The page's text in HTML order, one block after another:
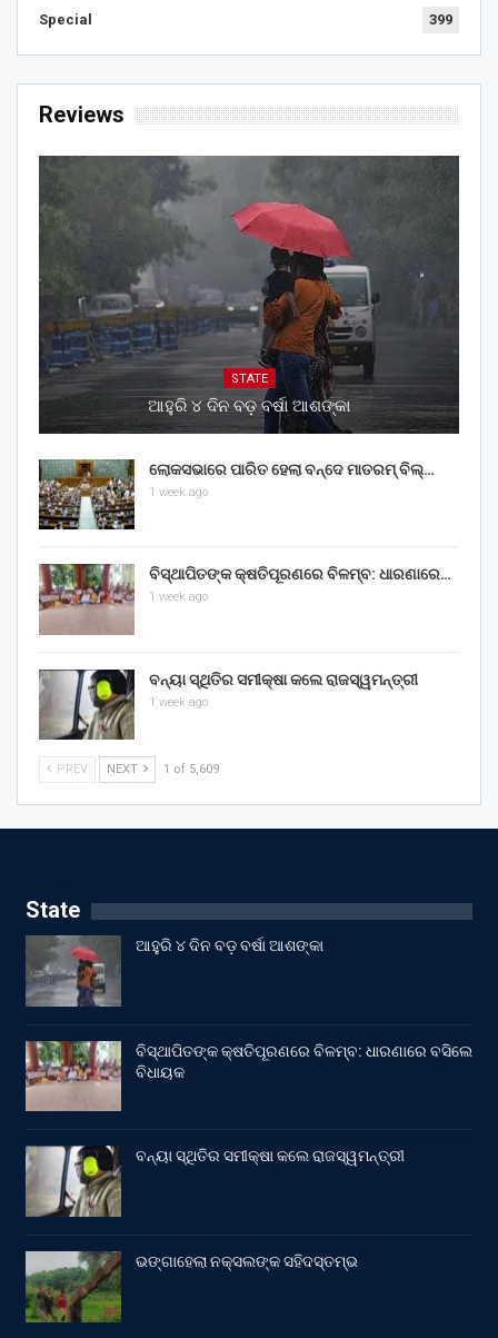
Special 399
Reviews
STATE
ଆହୁରି ୪ ଦିନ ବଡ଼ ବର୍ଷା ଆଶଙ୍କା
ଲୋକସଭାରେ ପାରିତ ହେଲା ବନ୍ଦେ ମାତରମ୍‌ ବିଲ୍‌…
1 week ago
ବିସ୍ଥାପିତଙ୍କ କ୍ଷତିପୂରଣରେ ବିଳମ୍ବ: ଧାରଣାରେ…
1 week ago
ବନ୍ୟା ସ୍ଥିତିର ସମୀକ୍ଷା କଲେ ରାଜସ୍ୱମନ୍ତ୍ରୀ
1 week ago
PREV NEXT 1 of 5,609
State
ଆହୁରି ୪ ଦିନ ବଡ଼ ବର୍ଷା ଆଶଙ୍କା
ବିସ୍ଥାପିତଙ୍କ କ୍ଷତିପୂରଣରେ ବିଳମ୍ବ: ଧାରଣାରେ ବସିଲେ
ବିଧାୟକ
ବନ୍ୟା ସ୍ଥିତିର ସମୀକ୍ଷା କଲେ ରାଜସ୍ୱମନ୍ତ୍ରୀ
ଭଙ୍ଗାହେଲା ନକ୍ସଲଙ୍କ ସହିଦସ୍ତମ୍ଭ